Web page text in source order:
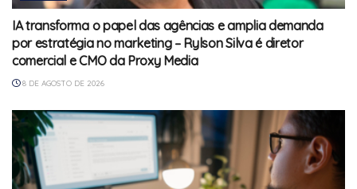
IA transforma o papel das agências e amplia demanda
por estratégia no marketing – Rylson Silva é diretor
comercial e CMO da Proxy Media
8 DE AGOSTO DE 2026